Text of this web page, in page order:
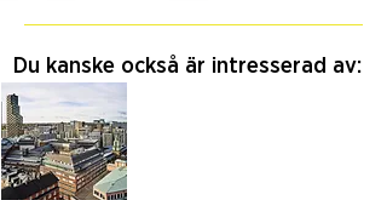
Du kanske också är intresserad av: